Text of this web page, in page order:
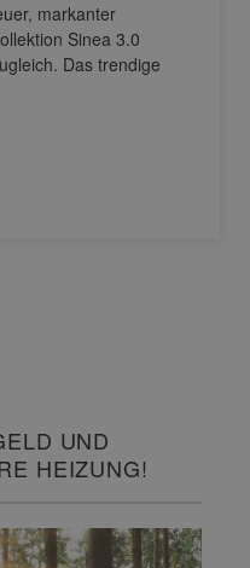
markanter
Sinea 3.0
Das trendige
UND
HEIZUNG!